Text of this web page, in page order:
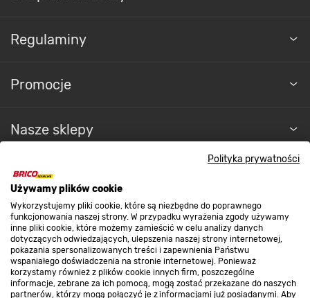
Polityka prywatności
Używamy plików cookie
Wykorzystujemy pliki cookie, które są niezbędne do poprawnego
funkcjonowania naszej strony. W przypadku wyrażenia zgody używamy
inne pliki cookie, które możemy zamieścić w celu analizy danych
dotyczących odwiedzających, ulepszenia naszej strony internetowej,
pokazania spersonalizowanych treści i zapewnienia Państwu
wspaniałego doświadczenia na stronie internetowej. Ponieważ
korzystamy również z plików cookie innych firm, poszczególne
informacje, zebrane za ich pomocą, mogą zostać przekazane do naszych
partnerów, którzy mogą połączyć je z informacjami już posiadanymi. Aby
Regulaminy
Promocje
Nasze sklepy
O nas
Kontakt do sklepu
Strefa biznesu